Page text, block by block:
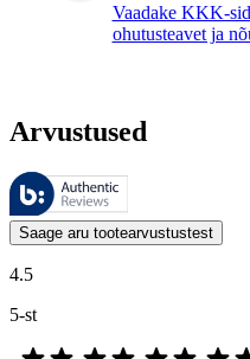
Vaadake KKK-
ohutusteavet ja
Arvustused
Neid arvustusi haldab
Kliendi arvamused toodete ja
Saage aru tootearvustustest
4.5
5-st